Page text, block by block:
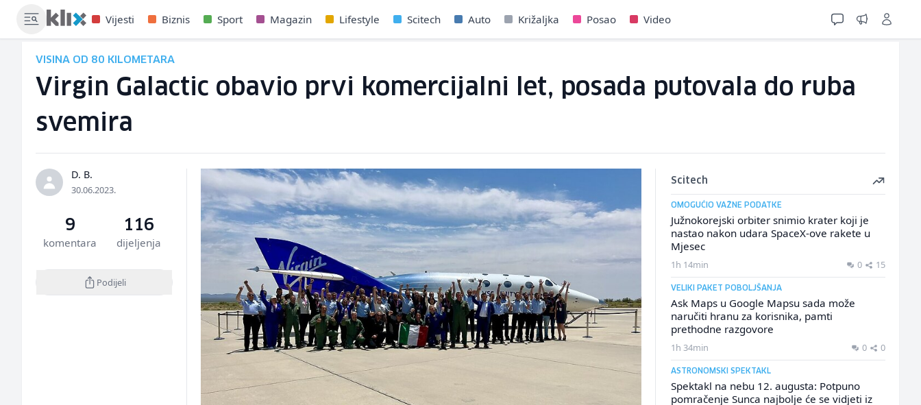
Vijesti Biznis Sport Magazin Lifestyle Scitech Auto Križaljka Posao Video
VISINA OD 80 KILOMETARA
Virgin Galactic obavio prvi komercijalni let, posada putovala do ruba
svemira
D. B.
30.06.2023.
9
komentara
116
dijeljenja
Podijeli
Scitech
OMOGUĆIO VAŽNE PODATKE
Južnokorejski orbiter snimio krater koji je
nastao nakon udara SpaceX-ove rakete u
Mjesec
1h 14min 0 15
VELIKI PAKET POBOLJŠANJA
Ask Maps u Google Mapsu sada može
naručiti hranu za korisnika, pamti
prethodne razgovore
1h 34min 0 0
ASTRONOMSKI SPEKTAKL
Spektakl na nebu 12. augusta: Potpuno
pomračenje Sunca najbolje će se vidjeti iz